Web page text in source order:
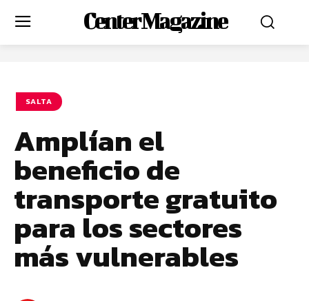
Center Magazine
SALTA
Amplían el
beneficio de
transporte gratuito
para los sectores
más vulnerables